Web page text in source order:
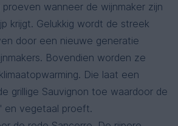
wanneer de wijnmaker zijn
krijgt. Gelukkig wordt de streek
door een nieuwe generatie
Bovendien worden ze
Die laat een
grillige Sauvignon toe waardoor de
en vegetaal proeft.